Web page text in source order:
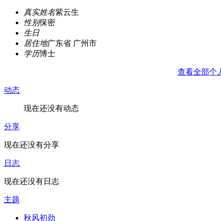
真实姓名紫云生
性别保密
生日
居住地广东省 广州市
学历博士
查看全部个
动态
现在还没有动态
分享
现在还没有分享
日志
现在还没有日志
主题
秋风初劲